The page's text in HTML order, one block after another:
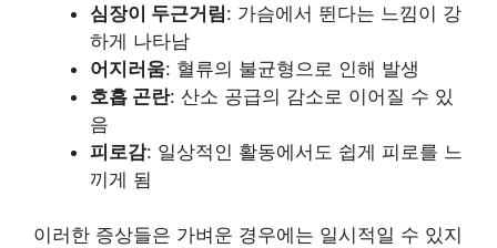
심장이 두근거림: 가슴에서 뛴다는 느낌이 강
하게 나타남
어지러움: 혈류의 불균형으로 인해 발생
호흡 곤란: 산소 공급의 감소로 이어질 수 있
음
피로감: 일상적인 활동에서도 쉽게 피로를 느
끼게 됨
이러한 증상들은 가벼운 경우에는 일시적일 수 있지